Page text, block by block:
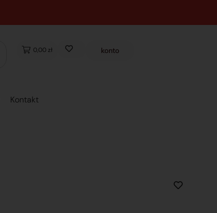
0,00 zł konto
Kontakt